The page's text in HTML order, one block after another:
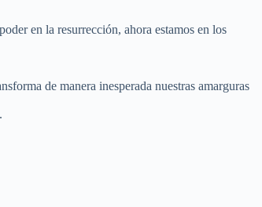
en la resurrección, ahora estamos en los
de manera inesperada nuestras amarguras